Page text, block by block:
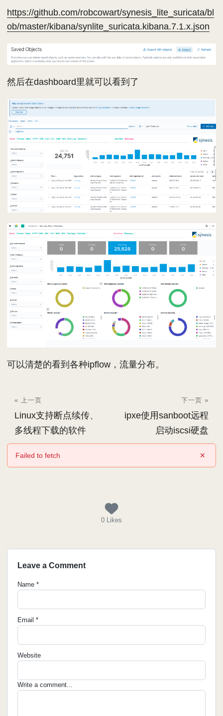
https://github.com/robcowart/synesis_lite_suricata/bl
ob/master/kibana/synlite_suricata.kibana.7.1.x.json
然后在dashboard里就可以看到了
可以清楚的看到各种ipflow，流量分布。
« 上一页
Linux支持断点续传、
多线程下载的软件
下一页 »
ipxe使用sanboot远程
启动iscsi硬盘